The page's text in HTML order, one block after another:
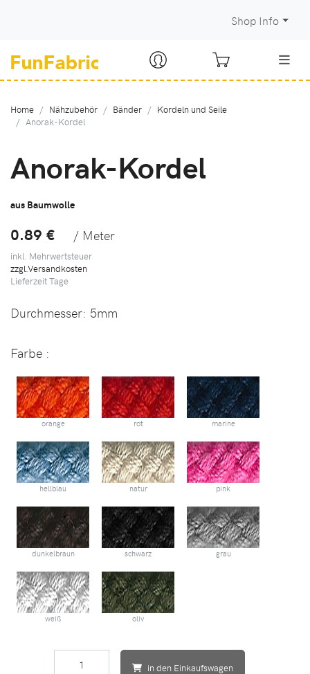
Shop Info
Home Nähzubehör Bänder
Kordeln und Seile
Anorak-Kordel
Anorak-Kordel
aus Baumwolle
0.89 € / Meter
inkl. Mehrwertsteuer
zzgl.Versandkosten
LieferzeitTage
Durchmesser: 5mm
Farbe :
orange rot marine
hellblau natur pink
dunkelbraun schwarz grau
weiß oliv
in den Einkaufswagen